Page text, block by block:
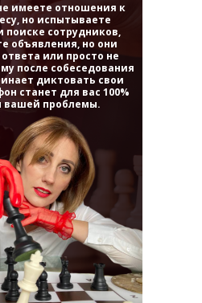
имеете отношения к
но испытываете
поиске сотрудников,
объявления, но они
или просто не
после собеседования
диктовать свои
станет для вас 100%
вашей проблемы.